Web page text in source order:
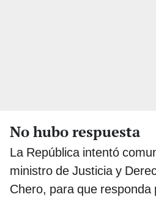
No hubo respuesta
La República intentó
ministro de Justicia y
Chero, para que responda